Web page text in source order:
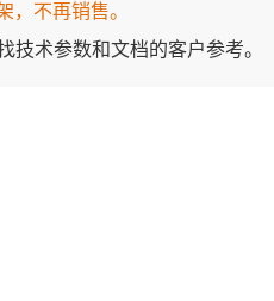
，不再销售。
技术参数和文档的客户参考。